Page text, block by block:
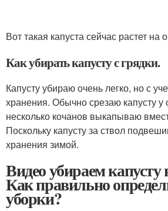
Вот такая капуста сейчас растет на
Как убирать капусту с грядки.
Капусту убираю очень легко, но с
хранения. Обычно срезаю капусту
несколько кочанов выкапываю
Поскольку капусту за ствол
хранения зимой.
Видео убираем капусту
Как правильно
уборки?